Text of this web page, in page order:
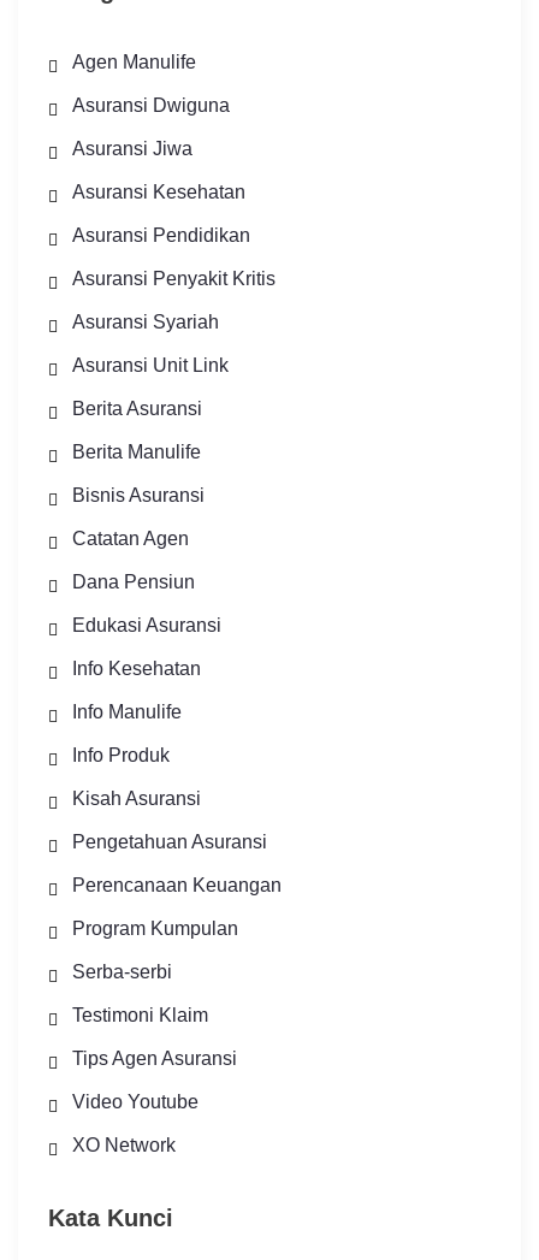
Agen Manulife
Asuransi Dwiguna
Asuransi Jiwa
Asuransi Kesehatan
Asuransi Pendidikan
Asuransi Penyakit Kritis
Asuransi Syariah
Asuransi Unit Link
Berita Asuransi
Berita Manulife
Bisnis Asuransi
Catatan Agen
Dana Pensiun
Edukasi Asuransi
Info Kesehatan
Info Manulife
Info Produk
Kisah Asuransi
Pengetahuan Asuransi
Perencanaan Keuangan
Program Kumpulan
Serba-serbi
Testimoni Klaim
Tips Agen Asuransi
Video Youtube
XO Network
Kata Kunci